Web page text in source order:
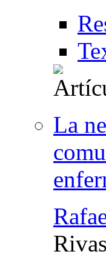
La